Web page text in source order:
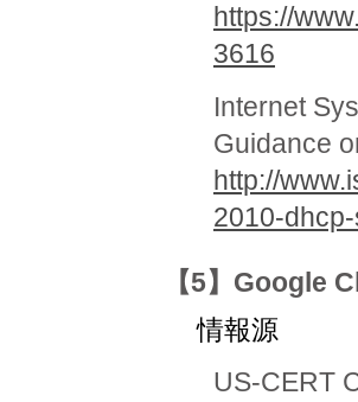
https://
3616
Internet
Guidance
http://
2010-
【5】Google
情報源
US-CERT